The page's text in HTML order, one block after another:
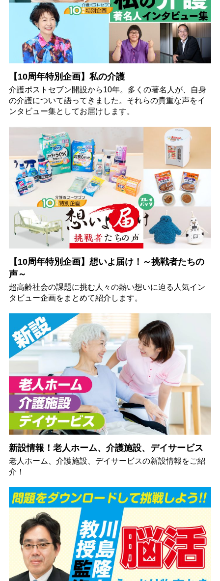
【10周年特別企画】私の介護
介護ポストセブン開設から10年。多くの著名人が、自身
の介護について語ってきました。それらの貴重な声をイ
ンタビュー集としてお届けします。
【10周年特別企画】想いよ届け！～挑戦者たちの
声～
超高齢社会の課題に挑む人々の熱い想いに迫る人気イン
タビュー企画をまとめて紹介します。
新設情報！老人ホーム、介護施設、デイサービス
老人ホーム、介護施設、デイサービスの新設情報をご紹
介！